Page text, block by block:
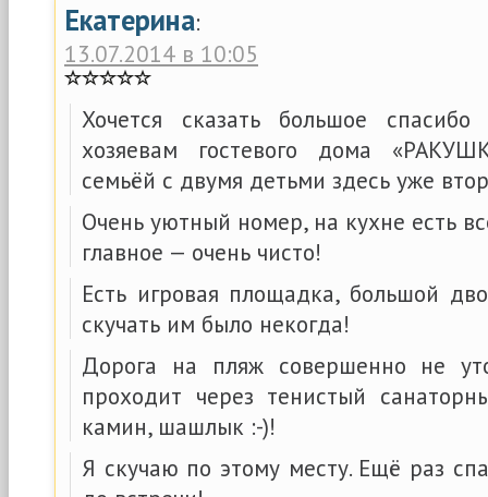
Екатерина:
13.07.2014 в 10:05
Хочется сказать большое спасибо
хозяевам гостевого дома
семьёй с двумя детьми здесь уже
Очень уютный номер, на кухне есть
главное — очень чисто!
Есть игровая площадка, большой
скучать им было некогда!
Дорога на пляж совершенно не
проходит через тенистый
камин, шашлык :-)!
Я скучаю по этому месту. Ещё раз